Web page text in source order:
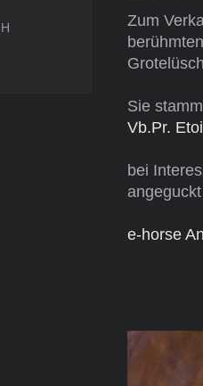
Zum
Sie
Vb.Pr.
bei
e-horse